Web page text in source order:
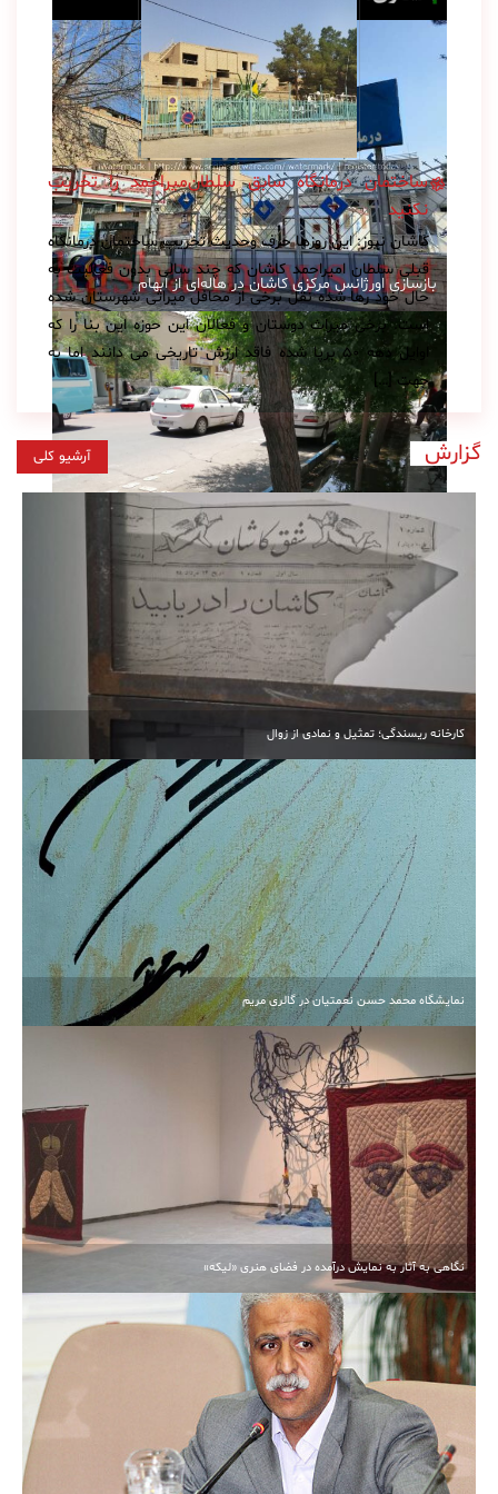
بازسازی اورژانس مرکزی کاشان در هاله‌ای از ابهام
آبیاری غرقابی در کاشان در اوج بحران آب
انتخابات مجدد هیأت‌مدیره خیرین مدرسه‌ساز کاشان برگزار
ساختمان درمانگاه سابق سلطان‌میراحمد را تخریب
نکنید
کاشان نیوز: این روزها حرف وحدیث تخریب ساختمان درمانگاه
قبلی سلطان امیراحمد کاشان که چند سالی بدون فعالیت به
حال خود رها شده نقل برخی از محافل میراثی شهرستان شده
است. برخی میراث دوستان و فعالان این حوزه این بنا را که
اوایل دهه 50 برپا شده فاقد ارزش تاریخی می دانند اما به
جهت […]
گزارش آرشیو کلی
کارخانه ریسندگی؛ تمثیل و نمادی از زوال
نمایشگاه محمد حسن نعمتیان در گالری مریم
نگاهی به آثار به نمایش درآمده در فضای هنری «لیکه»